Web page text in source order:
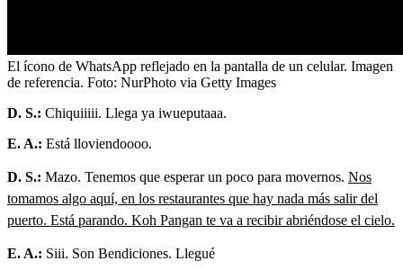
El ícono de WhatsApp reflejado en la pantalla de un celular. Imagen
de referencia. Foto: NurPhoto via Getty Images
D. S.: Chiquiiiii. Llega ya iwueputaaa.
E. A.: Está lloviendoooo.
D. S.: Mazo. Tenemos que esperar un poco para movernos. Nos
tomamos algo aquí, en los restaurantes que hay nada más salir del
puerto. Está parando. Koh Pangan te va a recibir abriéndose el cielo.
E. A.: Siii. Son Bendiciones. Llegué